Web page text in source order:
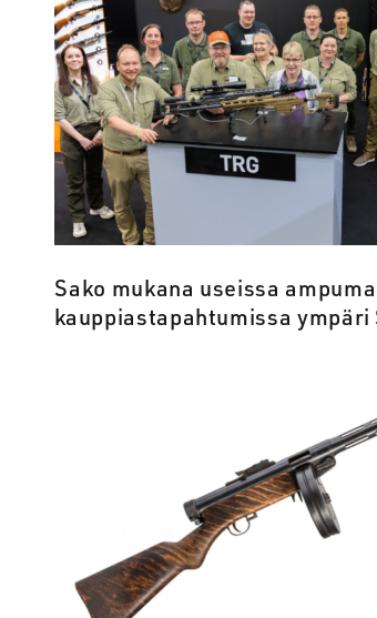
Sako mukana useissa
kauppiastapahtumissa ympäri